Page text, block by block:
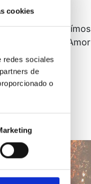
cookies
redes sociales
de
o
esta manera oímos
Dios, Cuyo Amor